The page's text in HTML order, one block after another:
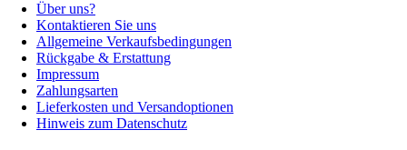
Über uns?
Kontaktieren Sie uns
Allgemeine Verkaufsbedingungen
Rückgabe & Erstattung
Impressum
Zahlungsarten
Lieferkosten und Versandoptionen
Hinweis zum Datenschutz